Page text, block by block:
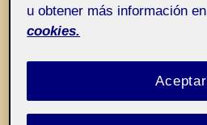
u obtener más información
cookies.
Aceptar